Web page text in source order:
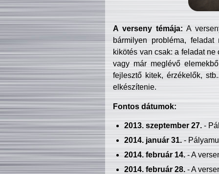
A verseny témája: A
bármilyen probléma, feladat
kikötés van csak: a feladat
vagy már meglévő
fejlesztő kitek, érzékelők,
elkészítenie.
Fontos dátumok:
2013. szeptember 27.-
2014. január 31.-
2014. február 14.- A
2014. február 28.- A